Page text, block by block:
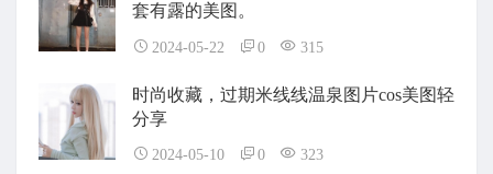
套有露的美图。
2024-05-22 0 315
时尚收藏，过期米线线温泉图片cos美图轻
分享
2024-05-10 0 323